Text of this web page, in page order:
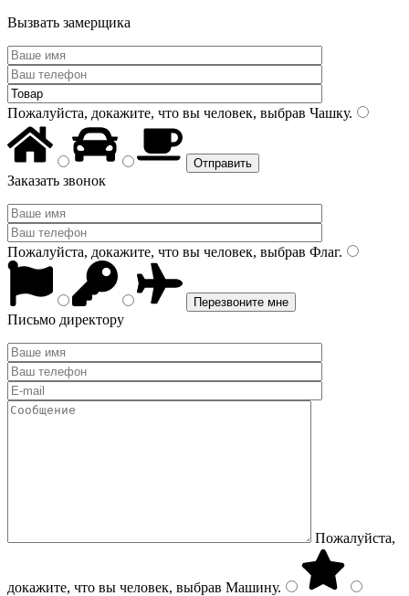
Вызвать замерщика
Пожалуйста, докажите, что вы человек, выбрав Чашку.
Заказать звонок
Пожалуйста, докажите, что вы человек, выбрав Флаг.
Письмо директору
Пожалуйста,
докажите, что вы человек, выбрав Машину.